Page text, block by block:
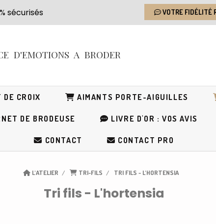
% sécurisés VOTRE FIDÉLITÉ
D'EMOTIONS A BRODER
DE CROIX AIMANTS PORTE-AIGUILLES
DE BRODEUSE LIVRE D'OR : VOS AVIS
CONTACT CONTACT PRO
L'ATELIER TRI-FILS TRI FILS - L'HORTENSIA
Tri fils - L'hortensia